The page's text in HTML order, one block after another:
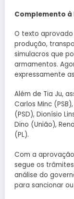
Complemento
O texto
produção,
simulacros que
armamentos.
expressamente
Além de Tia Ju,
Carlos Minc
(PSD), Dionísio
Dino (União),
(PL).
Com a
segue os
análise do
para sancionar